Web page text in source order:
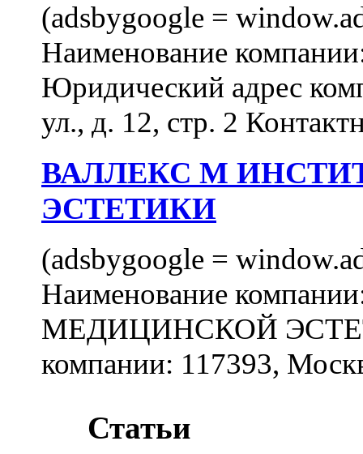
(adsbygoogle =
Наименование
Юридический адрес
ул., д. 12, стр. 2
ВАЛЛЕКС М
ЭСТЕТИКИ
(adsbygoogle =
Наименование
МЕДИЦИНСКОЙ
компании: 117393,
Статьи